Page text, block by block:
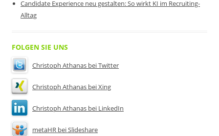
Candidate Experience neu gestalten: So wirkt KI im Recruiting-
Alltag
FOLGEN SIE UNS
Christoph Athanas bei Twitter
Christoph Athanas bei Xing
Christoph Athanas bei LinkedIn
metaHR bei Slideshare